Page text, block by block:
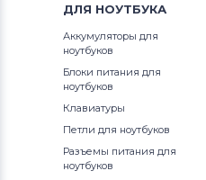
ДЛЯ НОУТБУКА
Аккумуляторы для
ноутбуков
Блоки питания для
ноутбуков
Клавиатуры
Петли для ноутбуков
Разъемы питания для
ноутбуков